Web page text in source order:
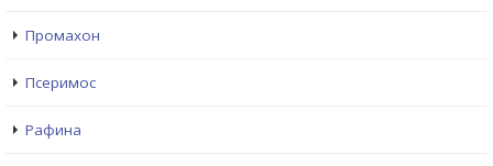
Промахон
Псеримос
Рафина